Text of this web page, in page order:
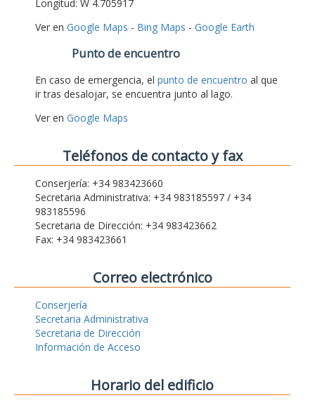
Longitud: W 4.705917
Ver en Google Maps - Bing Maps - Google Earth
Punto de encuentro
En caso de emergencia, el punto de encuentro al que
ir tras desalojar, se encuentra junto al lago.
Ver en Google Maps
Teléfonos de contacto y fax
Conserjería: +34 983423660
Secretaria Administrativa: +34 983185597 / +34
983185596
Secretaria de Dirección: +34 983423662
Fax: +34 983423661
Correo electrónico
Conserjería
Secretaria Administrativa
Secretaria de Dirección
Información de Acceso
Horario del edificio